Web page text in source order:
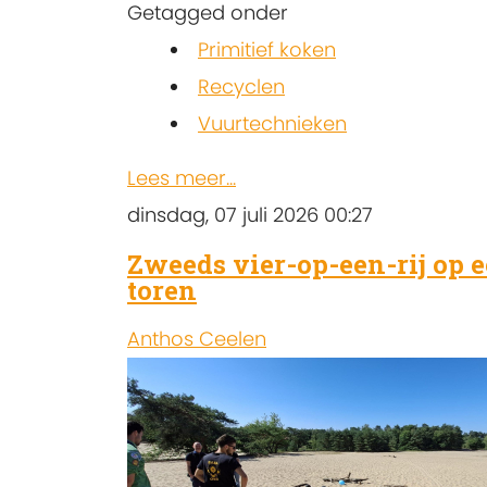
Getagged onder
Primitief koken
Recyclen
Vuurtechnieken
Lees meer...
dinsdag, 07 juli 2026 00:27
Zweeds vier-op-een-rij op
toren
Anthos Ceelen